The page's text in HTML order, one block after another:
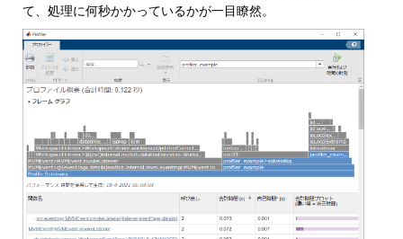
て、処理に何秒かかっているかが一目瞭然。